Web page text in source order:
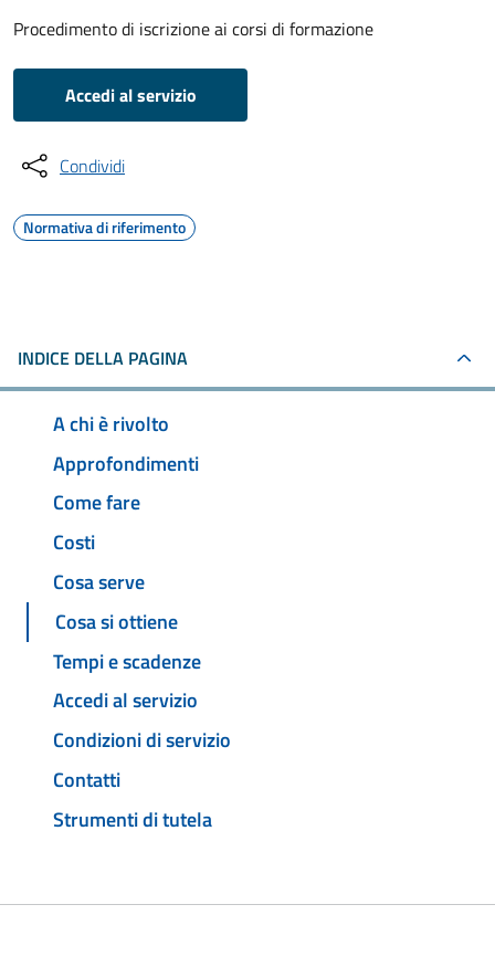
Procedimento di iscrizione ai corsi di formazione
Accedi al servizio
Condividi
Normativa di riferimento
INDICE DELLA PAGINA
A chi è rivolto
Approfondimenti
Come fare
Costi
Cosa serve
Cosa si ottiene
Tempi e scadenze
Accedi al servizio
Condizioni di servizio
Contatti
Strumenti di tutela